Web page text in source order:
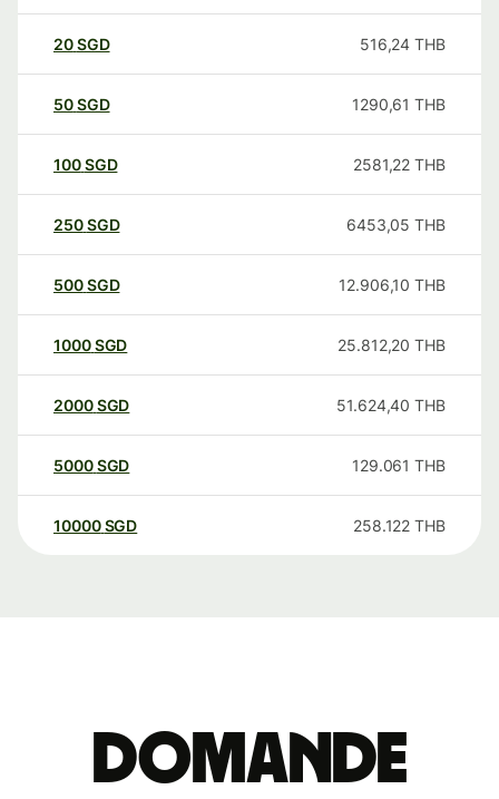
20SGD 516,24 THB
50SGD 1290,61 THB
100SGD 2581,22 THB
250SGD 6453,05 THB
500SGD 12.906,10 THB
1000SGD 25.812,20 THB
2000SGD 51.624,40 THB
5000SGD 129.061 THB
10000 SGD 258.122 THB
Domande